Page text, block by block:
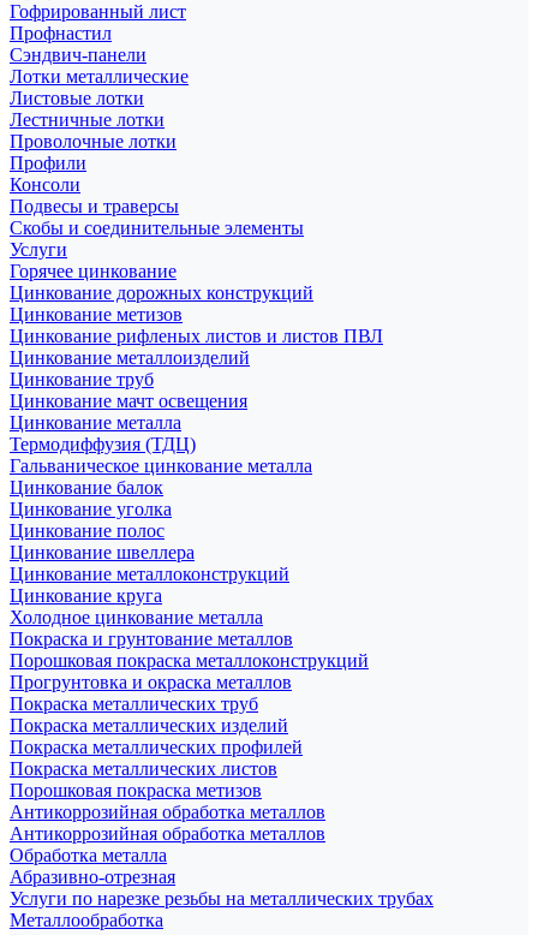
Гофрированный лист
Профнастил
Сэндвич-панели
Лотки металлические
Листовые лотки
Лестничные лотки
Проволочные лотки
Профили
Консоли
Подвесы и траверсы
Скобы и соединительные элементы
Услуги
Горячее цинкование
Цинкование дорожных конструкций
Цинкование метизов
Цинкование рифленых листов и листов ПВЛ
Цинкование металлоизделий
Цинкование труб
Цинкование мачт освещения
Цинкование металла
Термодиффузия (ТДЦ)
Гальваническое цинкование металла
Цинкование балок
Цинкование уголка
Цинкование полос
Цинкование швеллера
Цинкование металлоконструкций
Цинкование круга
Холодное цинкование металла
Покраска и грунтование металлов
Порошковая покраска металлоконструкций
Прогрунтовка и окраска металлов
Покраска металлических труб
Покраска металлических изделий
Покраска металлических профилей
Покраска металлических листов
Порошковая покраска метизов
Антикоррозийная обработка металлов
Антикоррозийная обработка металлов
Обработка металла
Абразивно-отрезная
Услуги по нарезке резьбы на металлических трубах
Металлообработка